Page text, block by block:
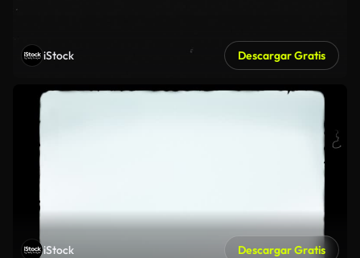
iStock Descargar Gratis
iStock Descargar Gratis